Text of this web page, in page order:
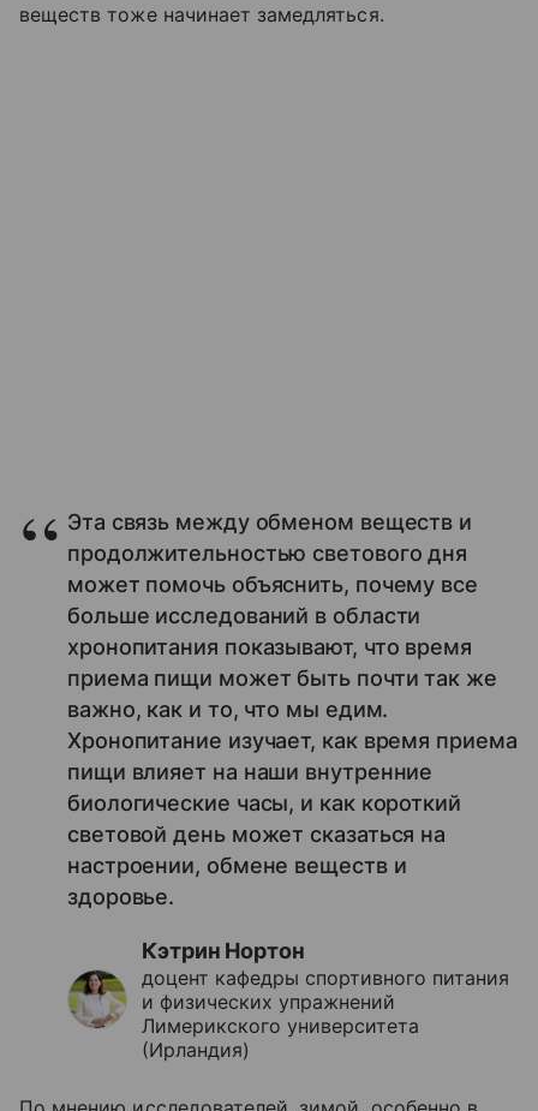
веществ тоже начинает замедляться.
Эта связь между обменом веществ и
продолжительностью светового дня
может помочь объяснить, почему все
больше исследований в области
хронопитания показывают, что время
приема пищи может быть почти так же
важно, как и то, что мы едим.
Хронопитание изучает, как время приема
пищи влияет на наши внутренние
биологические часы, и как короткий
световой день может сказаться на
настроении, обмене веществ и
здоровье.
Кэтрин Нортон
доцент кафедры спортивного питания
и физических упражнений
Лимерикского университета
(Ирландия)